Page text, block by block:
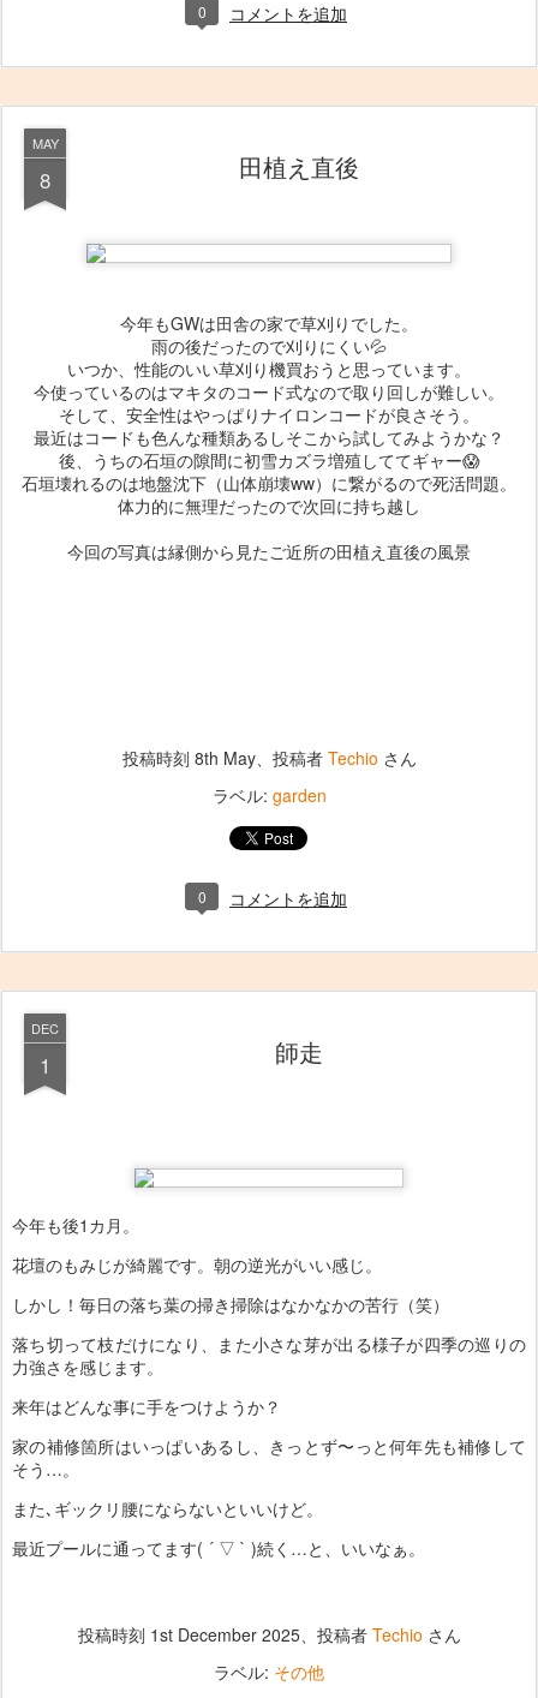
0 コメントを追加
MAY
8 田植え直後
今年もGWは田舎の家で草刈りでした。
雨の後だったので刈りにくい💦
いつか、性能のいい草刈り機買おうと思っています。
今使っているのはマキタのコード式なので取り回しが難しい。
そして、安全性はやっぱりナイロンコードが良さそう。
最近はコードも色んな種類あるしそこから試してみようかな？
後、うちの石垣の隙間に初雪カズラ増殖しててギャー😱
石垣壊れるのは地盤沈下（山体崩壊ww）に繋がるので死活問題。
体力的に無理だったので次回に持ち越し
今回の写真は縁側から見たご近所の田植え直後の風景
投稿時刻 8th May、投稿者 Techio さん
ラベル: garden
0 コメントを追加
DEC
1 師走
今年も後1カ月。
花壇のもみじが綺麗です。朝の逆光がいい感じ。
しかし！毎日の落ち葉の掃き掃除はなかなかの苦行（笑）
落ち切って枝だけになり、また小さな芽が出る様子が四季の巡りの
力強さを感じます。
来年はどんな事に手をつけようか？
家の補修箇所はいっぱいあるし、きっとず〜っと何年先も補修して
そう…。
また､ギックリ腰にならないといいけど。
最近プールに通ってます( ´ ▽ ` )続く…と、いいなぁ。
投稿時刻 1st December 2025、投稿者 Techio さん
ラベル: その他